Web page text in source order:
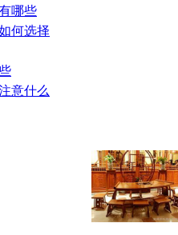
哪些
何选择
意什么